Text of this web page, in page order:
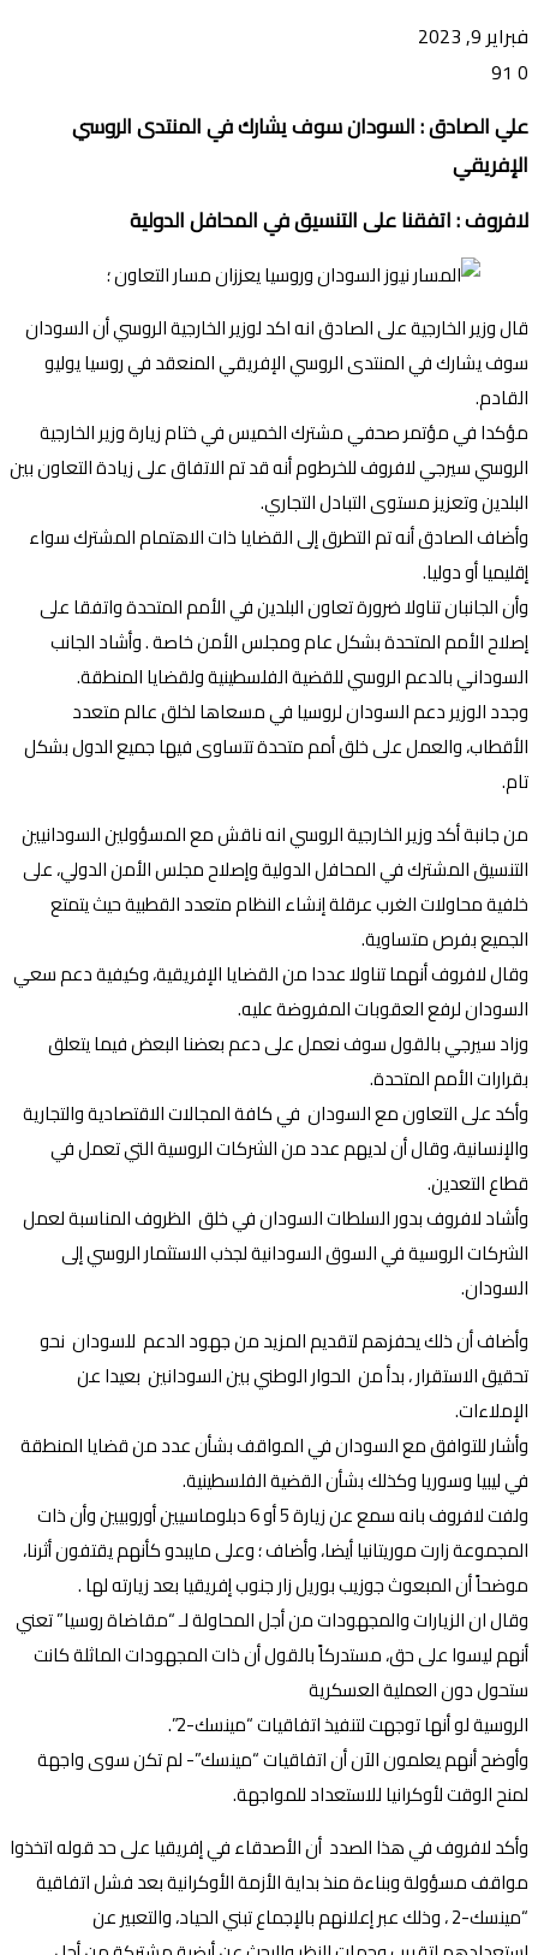
فبراير 9, 2023
0
علي الصادق : السودان سوف يشارك في المنتدى الروسي
الإفريقي
لافروف : اتفقنا على التنسيق في المحافل الدولية
قال وزير الخارجية على الصادق انه اكد لوزير الخارجية الروسي أن السودان
سوف يشارك في المنتدى الروسي الإفريقي المنعقد في روسيا يوليو
القادم.
مؤكدا في مؤتمر صحفي مشترك الخميس في ختام زيارة وزير الخارجية
الروسي سيرجي لافروف للخرطوم أنه قد تم الاتفاق على زيادة التعاون بين
البلدين وتعزيز مستوى التبادل التجاري.
وأضاف الصادق أنه تم التطرق إلى القضايا ذات الاهتمام المشترك سواء
إقليميا أو دوليا.
وأن الجانبان تناولا ضرورة تعاون البلدين في الأمم المتحدة واتفقا على
إصلاح الأمم المتحدة بشكل عام ومجلس الأمن خاصة . وأشاد الجانب
السوداني بالدعم الروسي للقضية الفلسطينية ولقضايا المنطقة.
وجدد الوزير دعم السودان لروسيا في مسعاها لخلق عالم متعدد
الأقطاب، والعمل على خلق أمم متحدة تتساوى فيها جميع الدول بشكل
تام.
من جانبة أكد وزير الخارجية الروسي انه ناقش مع المسؤولين السودانيين
التنسيق المشترك في المحافل الدولية وإصلاح مجلس الأمن الدولي، على
خلفية محاولات الغرب عرقلة إنشاء النظام متعدد القطبية حيث يتمتع
الجميع بفرص متساوية.
وقال لافروف أنهما تناولا عددا من القضايا الإفريقية، وكيفية دعم سعي
السودان لرفع العقوبات المفروضة عليه.
وزاد سيرجي بالقول سوف نعمل على دعم بعضنا البعض فيما يتعلق
بقرارات الأمم المتحدة.
وأكد على التعاون مع السودان في كافة المجالات الاقتصادية والتجارية
والإنسانية، وقال أن لديهم عدد من الشركات الروسية التي تعمل في
قطاع التعدين.
وأشاد لافروف بدور السلطات السودان في خلق الظروف المناسبة لعمل
الشركات الروسية في السوق السودانية لجذب الاستثمار الروسي إلى
السودان.
وأضاف أن ذلك يحفزهم لتقديم المزيد من جهود الدعم للسودان نحو
تحقيق الاستقرار ، بدأ من الحوار الوطني بين السودانين بعيدا عن
الإملاءات.
وأشار للتوافق مع السودان في المواقف بشأن عدد من قضايا المنطقة
في ليبيا وسوريا وكذلك بشأن القضية الفلسطينية.
ولفت لافروف بانه سمع عن زيارة 5 أو 6 دبلوماسيين أوروبيين وأن ذات
المجموعة زارت موريتانيا أيضا، وأضاف ؛ وعلى مايبدو كأنهم يقتفون أثرنا،
موضحاً أن المبعوث جوزيب بوريل زار جنوب إفريقيا بعد زيارته لها .
وقال ان الزيارات والمجهودات من أجل المحاولة لـ “مقاضاة روسيا” تعني
أنهم ليسوا على حق، مستدركاً بالقول أن ذات المجهودات الماثلة كانت
ستحول دون العملية العسكرية
الروسية لو أنها توجهت لتنفيذ اتفاقيات “مينسك-2”.
وأوضح أنهم يعلمون الآن أن اتفاقيات “مينسك”- لم تكن سوى واجهة
لمنح الوقت لأوكرانيا للاستعداد للمواجهة.
وأكد لافروف في هذا الصدد أن الأصدقاء في إفريقيا على حد قوله اتخذوا
مواقف مسؤولة وبناءة منذ بداية الأزمة الأوكرانية بعد فشل اتفاقية
“مينسك-2 ، وذلك عبر إعلانهم بالإجماع تبني الحياد، والتعبير عن